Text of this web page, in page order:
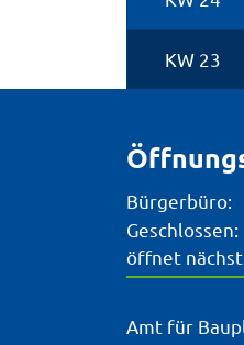
KW 23
Bürgerbüro:
Klicken, um
Geschlossen:
öffnet
Amt für